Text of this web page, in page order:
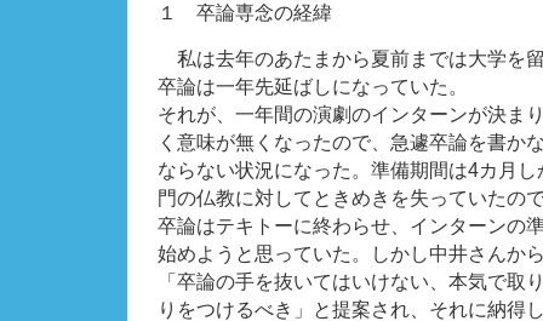
１ 卒論専念の経緯
私は去年のあたまから夏前までは大学を
卒論は一年先延ばしになっていた。
それが、一年間の演劇のインターンが決ま
く意味が無くなったので、急遽卒論を書か
ならない状況になった。準備期間は4カ月
門の仏教に対してときめきを失っていたの
卒論はテキトーに終わらせ、インターンの
始めようと思っていた。しかし中井さんか
「卒論の手を抜いてはいけない、本気で取
りをつけるべき」と提案され、それに納得